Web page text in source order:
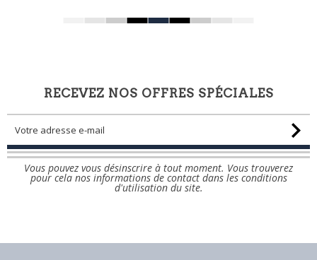
RECEVEZ NOS OFFRES SPÉCIALES
Vous pouvez vous désinscrire à tout moment. Vous trouverez
pour cela nos informations de contact dans les conditions
d'utilisation du site.